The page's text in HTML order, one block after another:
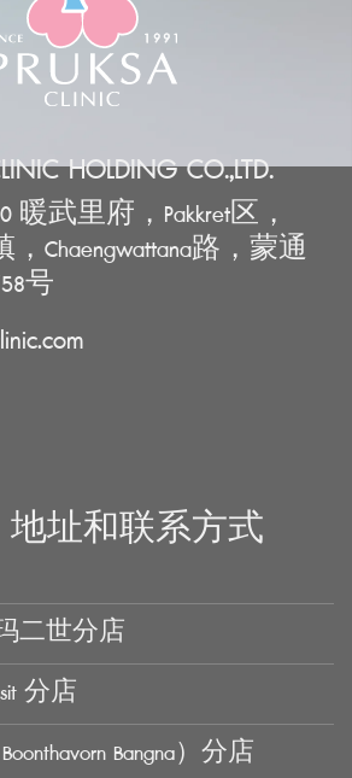
HOLDING CO.,LTD.
暖武里府，Pakkret区，
，Chaengwattana路，蒙通
号
址和联系方式
二世分店
分店
Bangna）分店